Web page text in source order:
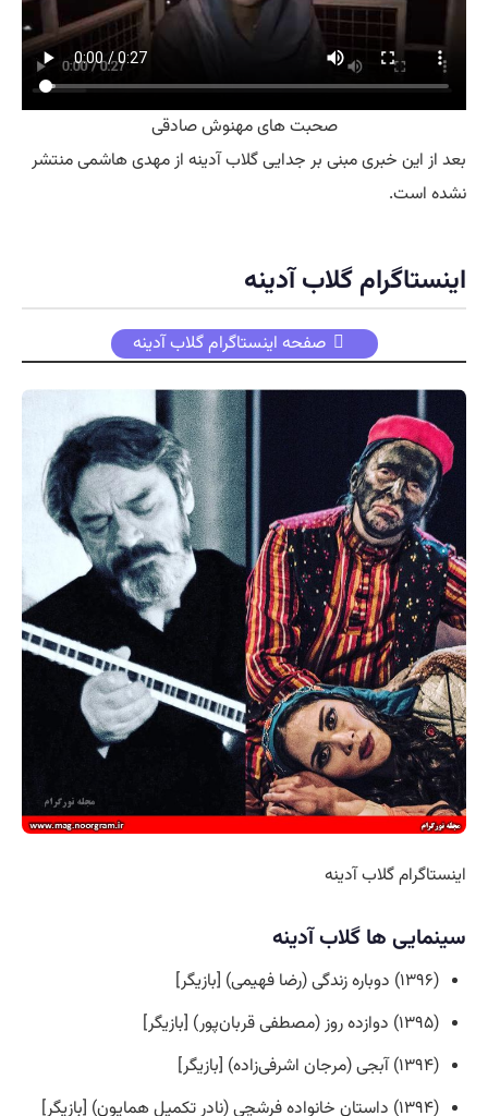
صحبت های مهنوش صادقی
بعد از این خبری مبنی بر جدایی گلاب آدینه از مهدی هاشمی منتشر
نشده است.
اینستاگرام گلاب آدینه
صفحه اینستاگرام گلاب آدینه
اینستاگرام گلاب آدینه
سینمایی ها گلاب آدینه
(۱۳۹۶) دوباره زندگی (رضا فهیمی) [بازیگر]
(۱۳۹۵) دوازده روز (مصطفی قربان‌پور) [بازیگر]
(۱۳۹۴) آبجی (مرجان اشرفی‌زاده) [بازیگر]
(۱۳۹۴) داستان خانواده فرشچی (نادر تکمیل همایون) [بازیگر]